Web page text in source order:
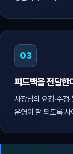
03
피드백을 전달한
사장님의 요청·수정
운영이 잘 되도록